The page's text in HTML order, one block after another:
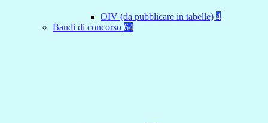
OIV (da pubblicare in tabelle) 4
Bandi di concorso 64